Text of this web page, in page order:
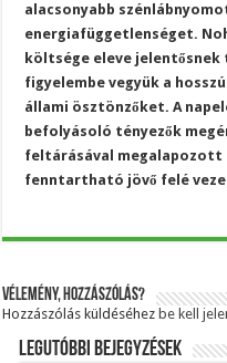
alacsonyabb
energiafüggetlenséget.
költsége eleve
figyelembe vegyük a
állami ösztönzőket. A
befolyásoló tényezők
feltárásával megalapozott
fenntartható jövő felé
Vélemény, hozzászólás?
Hozzászólás küldéséhez be kell
Legutóbbi bejegyzések